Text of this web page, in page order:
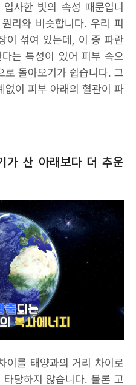
사한 빛의 속성 때문입니
리와 비슷합니다. 우리 피
이 섞여 있는데, 이 중 파란
는 특성이 있어 피부 속으
로 돌아오기가 쉽습니다. 그
없이 피부 아래의 혈관이 파
가 산 아래보다 더 추운
이를 태양과의 거리 차이로
당하지 않습니다. 물론 고